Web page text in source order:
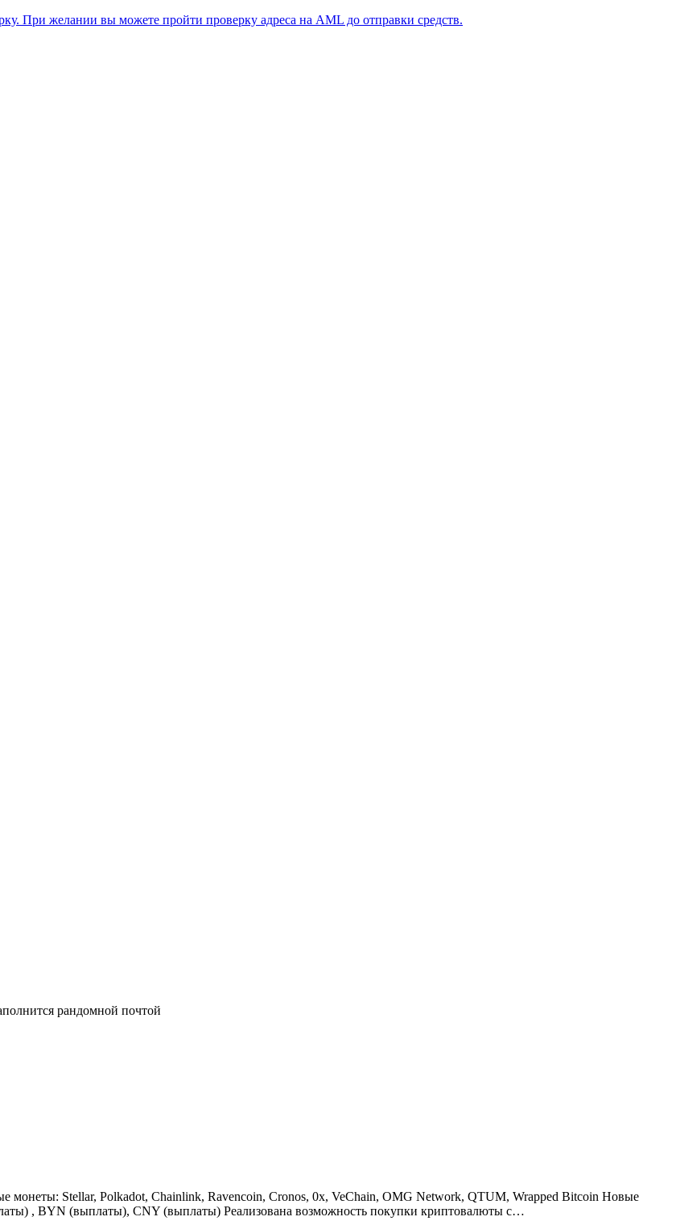
При желании вы можете пройти проверку адреса на AML до отправки средств.
рандомной почтой
Stellar, Polkadot, Chainlink, Ravencoin, Cronos, 0x, VeChain, OMG Network, QTUM, Wrapped Bitcoin Новые
, BYN (выплаты), CNY (выплаты) Реализована возможность покупки криптовалюты с…